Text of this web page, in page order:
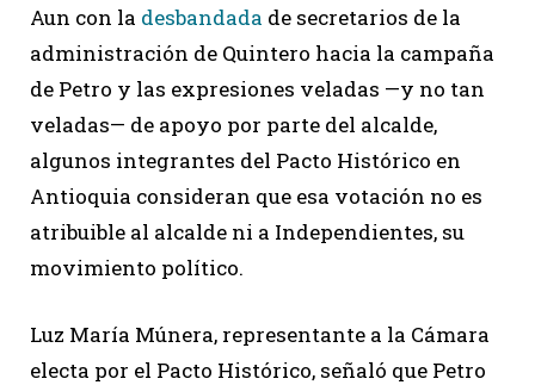
Aun con la desbandada de secretarios de la
administración de Quintero hacia la campaña
de Petro y las expresiones veladas —y no tan
veladas— de apoyo por parte del alcalde,
algunos integrantes del Pacto Histórico en
Antioquia consideran que esa votación no es
atribuible al alcalde ni a Independientes, su
movimiento político.
Luz María Múnera, representante a la Cámara
electa por el Pacto Histórico, señaló que Petro